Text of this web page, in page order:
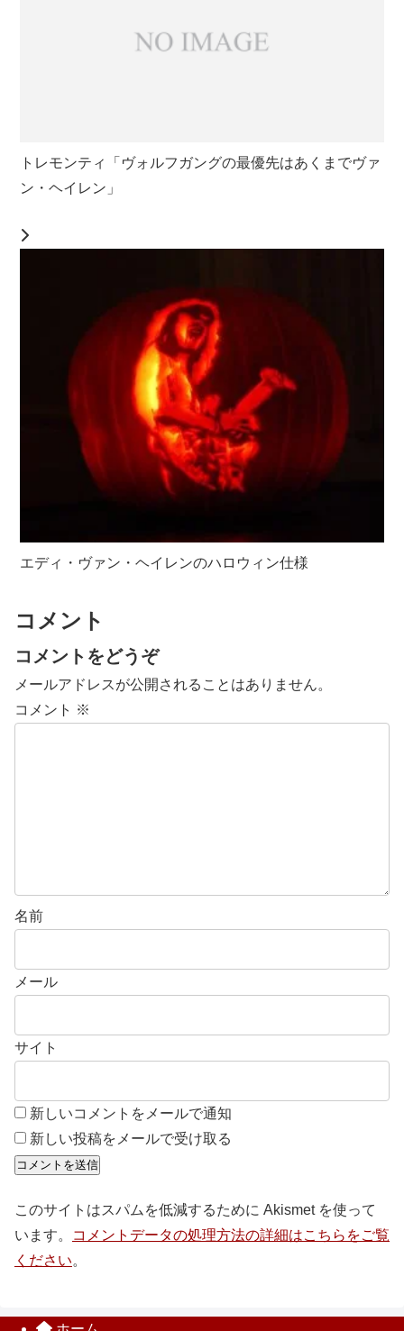
トレモンティ「ヴォルフガングの最優先はあくまでヴァ
ン・ヘイレン」
エディ・ヴァン・ヘイレンのハロウィン仕様
コメント
コメントをどうぞ
メールアドレスが公開されることはありません。
コメント ※
名前
メール
サイト
新しいコメントをメールで通知
新しい投稿をメールで受け取る
このサイトはスパムを低減するために Akismet を使って
います。
コメントデータの処理方法の詳細はこちらをご覧
ください。